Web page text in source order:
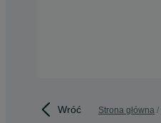
Wróć Strona główna